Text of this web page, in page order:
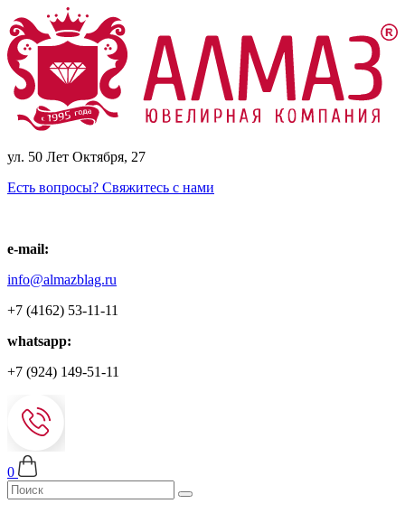
ул. 50 Лет Октября, 27
Есть вопросы? Свяжитесь с нами
e-mail:
info@almazblag.ru
+7 (4162) 53-11-11
whatsapp:
+7 (924) 149-51-11
0